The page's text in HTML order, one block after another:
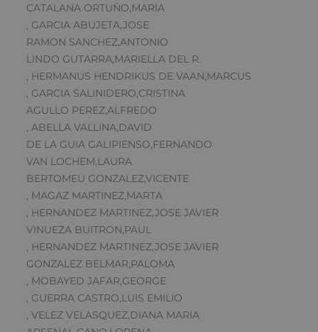
CATALANA ORTUÑO,MARIA
, GARCIA ABUJETA,JOSE
RAMON SANCHEZ,ANTONIO
LINDO GUTARRA,MARIELLA DEL R.
, HERMANUS HENDRIKUS DE VAAN,MARCUS
, GARCIA SALINIDERO,CRISTINA
AGULLO PEREZ,ALFREDO
, ABELLA VALLINA,DAVID
DE LA GUIA GALIPIENSO,FERNANDO
VAN LOCHEM,LAURA
BERTOMEU GONZALEZ,VICENTE
, MAGAZ MARTINEZ,MARTA
, HERNANDEZ MARTINEZ,JOSE JAVIER
VINUEZA BUITRON,PAUL
, HERNANDEZ MARTINEZ,JOSE JAVIER
GONZALEZ BELMAR,PALOMA
, MOBAYED JAFAR,GEORGE
, GUERRA CASTRO,LUIS EMILIO
, VELEZ VELASQUEZ,DIANA MARIA